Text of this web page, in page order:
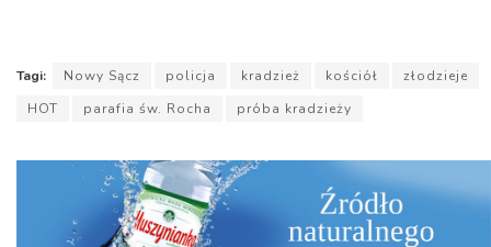
Tagi: Nowy Sącz policja kradzież kościół
złodzieje
HOT
parafia św. Rocha próba kradzieży